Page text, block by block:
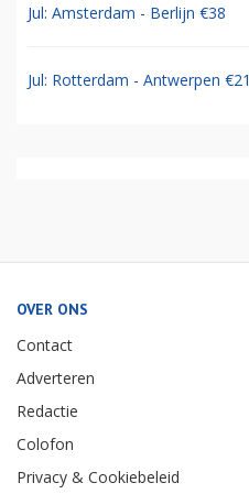
Jul: Amsterdam - Berlijn €38
Jul: Rotterdam - Antwerpen €21
OVER ONS
Contact
Adverteren
Redactie
Colofon
Privacy & Cookiebeleid